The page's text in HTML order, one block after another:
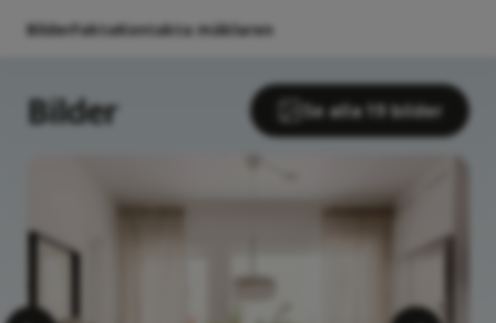
BilderFaktaKontakta mäklaren
Bilder Se alla 19 bilder